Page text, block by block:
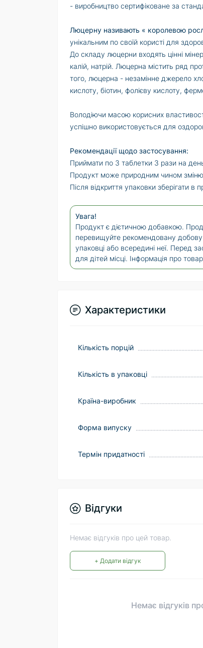
- виробництво сертифіковане за
Люцерну називають « королевою
унікальним по своїй користі для
До складу люцерни входять цінні
калій, натрій. Люцерна містить ряд
того, люцерна - незамінне джерело
кислоту, біотин, фолієву кислоту,
Володіючи масою корисних
успішно використовується для
Рекомендації щодо застосування:
Приймати по 3 таблетки 3 рази на
Продукт може природним чином
Після відкриття упаковки зберігати в
Увага!
Продукт є дієтичною добавкою.
перевищуйте рекомендовану добову
упаковці або всередині неї. Перед
для дітей місці. Інформація про
Характеристики
Кількість порцій
Кількість в упаковці
Країна-виробник
Форма випуску
Термін придатності
Відгуки
Немає відгуків про цей товар.
+ Додати відгук
Немає відгуків